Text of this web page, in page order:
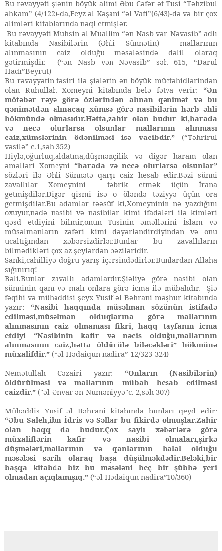
Bu rəvayyəti şiənin böyük alimi Əbu Cəfər ət Tusi “Təhzibul
əhkam” (4/122)-da,Feyz əl Kəşani “əl Vafi”(6/43)-də və bir çox
alimləri kitablarında nəql etmişlər.
Bu rəvayyəti Muhsin əl Muallim “ən Nasb vən Nəvasib” adlı
kitabında Nasibilərin (Əhli Sünnətin) mallarının
alınmasının caiz olduğu məsələsində dəlil olaraq
gətirmişdir. (“ən Nasb vən Nəvasib” səh 615, “Darul
Hadi”Beyrut)
Bu rəvayyətin təsiri ilə şiələrin ən böyük müctəhidlərindən
olan Ruhullah Xomeyni kitabında belə fətva verir: “Ən
mötəbər rəyə görə özlərindən alınan qənimət və bu
qənimətdən alınacaq xümsə görə nasibilərin hərb əhli
hökmündə olmasıdır.Hətta,zahir olan budur ki,harada
və necə olurlarsa olsunlar mallarının alınması
caiz,xümslərinin ödənilməsi isə vacibdir.” (“Təhrirul
vəsilə” c.1,səh 352)
Hiylə,oğurluq,aldatma,düşmənçilik və digər haram olan
əməlləri Xomeyni “harada və necə olurlarsa olsunlar”
sözləri ilə Əhli Sünnətə qarşı caiz hesab edir.Bəzi sünni
zavallılar Xomeynini təbrik etmək üçün İrana
getmişdilər.Digər qismi isə o öləndə təziyyə üçün ora
getmişdilər.Bu adamlar təəsüf ki,Xomeyninin nə yazdığını
oxuyur,nədə nasibi və nasibilər kimi ifadələri ilə kimləri
qəsd etdiyini bilmir,onun Tusinin əməllərini İslam və
müsəlmanların zəfəri kimi dəyərləndirdiyindən və onu
ucaltığından xəbərsizdirlər.Bunlar bu zavallıların
bilmədikləri çox az şeylərdən bəziləridir.
Sanki,cahilliyə doğru yarış içərsindədirlər.Bunlardan Allaha
sığınırıq!
Bəli.Bunlar zavallı adamlardır.Şiəliyə görə nasibi olan
sünninin qanı və malı onlara görə icma ilə mübahdır. Şiə
fəqihi və mühəddisi şeyx Yusif əl Bəhrani məşhur kitabında
yazır: “Nasibi haqqında müsəlman sözünün istifadə
edilməsi,müsəlman olduqlarına görə mallarının
alınmasının caiz olmaması fikri, haqq tayfanın icma
etdiyi “Nasibinin kafir və nəcis olduğu,mallarının
alınmasının caiz,hətta öldürülə biləcəkləri” hökmünə
müxalifdir.” (“əl Hədaiqun nadira” 12/323-324)
Nemətullah Cəzairi yazır: “Onların (Nasibilərin)
öldürülməsi və mallarının mübah hesab edilməsi
caizdir.” ("əl-Ənvar ən-Numəniyyə"c. 2,səh 307)
Mühəddis Yusif əl Bəhrani kitabında bunları qeyd edir:
“Əbu Saleh,ibn İdris və Səllar bu fikirdə olmuşlar.Zahir
olan haqq da budur.Çox saylı xəbərlərə görə
müxaliflərin kafir və nasibi olmaları,şirkə
düşmələri,mallarının və qanlarının halal olduğu
məsələsi sərih olaraq başa düşülməkdədir.Beləki,bir
başqa kitabda biz bu məsələni heç bir şübhə yeri
olmadan açıqlamışıq.” (“əl Hədaiqun nadira”10/360)